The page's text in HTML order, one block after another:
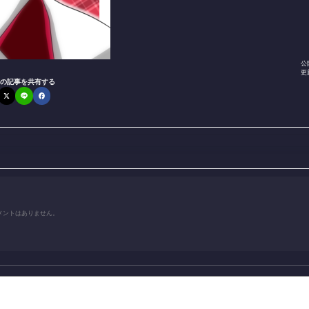
公
更
記事を共有する
ントはありません。